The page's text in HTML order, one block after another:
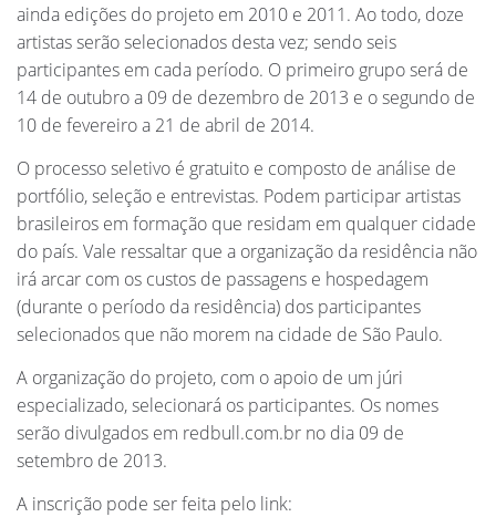
ainda edições do projeto em 2010 e 2011. Ao todo, doze
artistas serão selecionados desta vez; sendo seis
participantes em cada período. O primeiro grupo será de
14 de outubro a 09 de dezembro de 2013 e o segundo de
10 de fevereiro a 21 de abril de 2014.
O processo seletivo é gratuito e composto de análise de
portfólio, seleção e entrevistas. Podem participar artistas
brasileiros em formação que residam em qualquer cidade
do país. Vale ressaltar que a organização da residência não
irá arcar com os custos de passagens e hospedagem
(durante o período da residência) dos participantes
selecionados que não morem na cidade de São Paulo.
A organização do projeto, com o apoio de um júri
especializado, selecionará os participantes. Os nomes
serão divulgados em redbull.com.br no dia 09 de
setembro de 2013.
A inscrição pode ser feita pelo link: